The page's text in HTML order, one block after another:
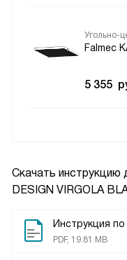
Скачать инструкцию
DESIGN VIRGOLA
Инструкция
PDF, 19.81 MB
Угольно-
Falmec
5 355